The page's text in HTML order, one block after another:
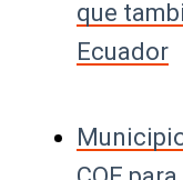
que
Ecuador